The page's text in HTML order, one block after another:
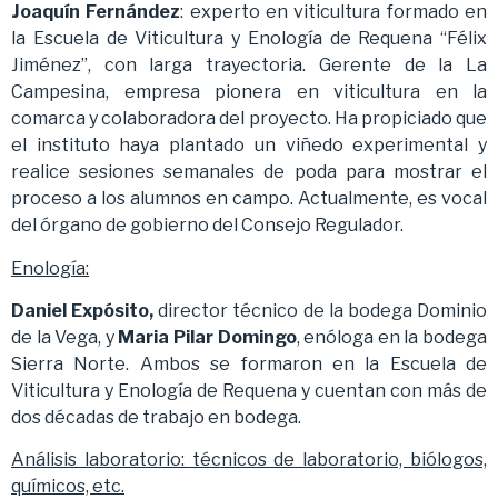
Joaquín Fernández: experto en viticultura formado en
la Escuela de Viticultura y Enología de Requena “Félix
Jiménez”, con larga trayectoria. Gerente de la La
Campesina, empresa pionera en viticultura en la
comarca y colaboradora del proyecto. Ha propiciado que
el instituto haya plantado un viñedo experimental y
realice sesiones semanales de poda para mostrar el
proceso a los alumnos en campo. Actualmente, es vocal
del órgano de gobierno del Consejo Regulador.
Enología:
Daniel Expósito,director técnico de la bodega Dominio
de la Vega, y Maria Pilar Domingo, enóloga en la bodega
Sierra Norte. Ambos se formaron en la Escuela de
Viticultura y Enología de Requena y cuentan con más de
dos décadas de trabajo en bodega.
Análisis laboratorio: técnicos de laboratorio, biólogos,
químicos, etc.